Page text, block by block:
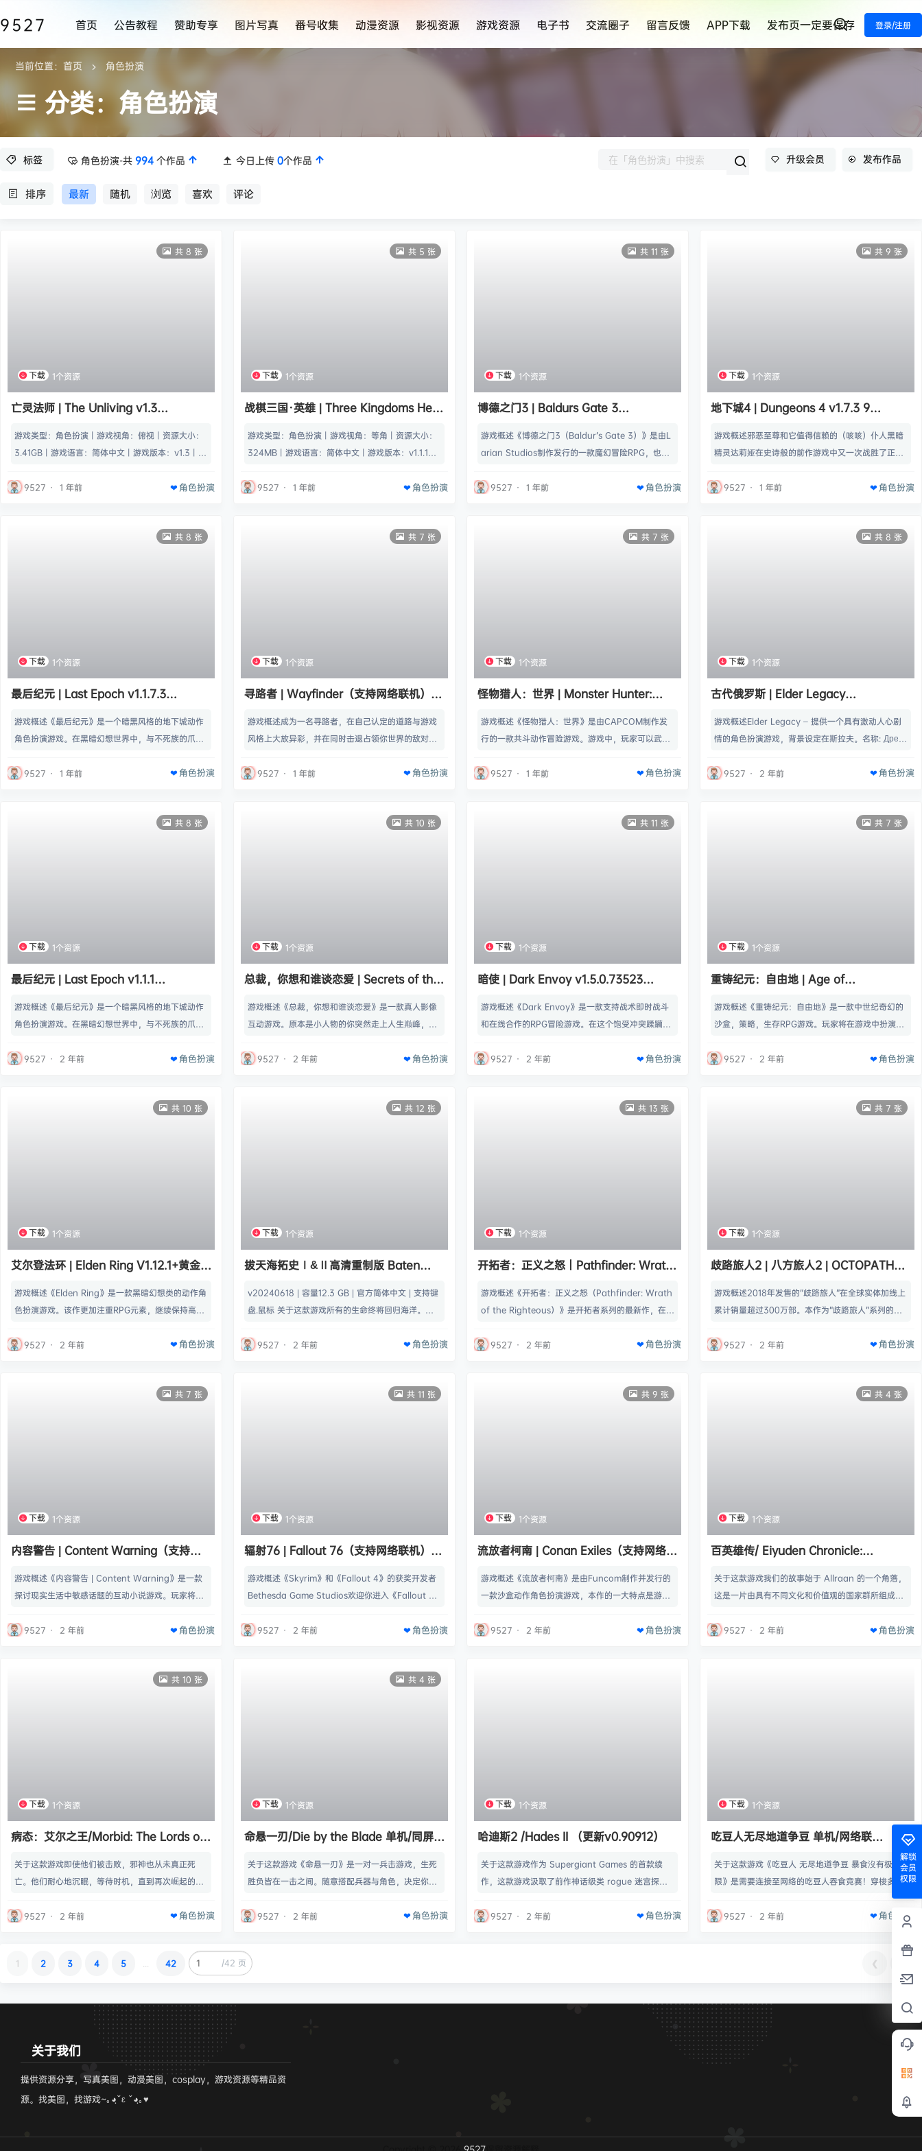
9527 登录/注册
首页 公告教程 赞助专享 图片写真 番号收集 动漫资源 影视资源 游戏资源 电子书 交流圈子 留言反馈 APP下载 发布页一定要保存
当前位置： 首页 角色扮演
分类：角色扮演
标签 角色扮演-共 994 个作品 今日上传 0个作品 升级会员 发布作品
排序 最新 随机 浏览 喜欢 评论
下载 1个资源
共 8 张
亡灵法师 | The Unliving v1.3
游戏类型：角色扮演丨游戏视角：俯视丨资源大小：
3.41GB丨游戏语言：简体中文丨游戏版本：v1.3丨支
款 Rogue-lite 动作角色扮演游戏，您可以在这个黑
灰烬、击败史诗级魔王，并让敌 游戏类型：角色扮演
9527 · 1 年前 角色扮演
下载 1个资源
共 5 张
战棋三国·英雄 | Three Kingdoms Hero
游戏类型：角色扮演丨游戏视角：等角丨资源大小：
324MB丨游戏语言：简体中文丨游戏版本：v1.1.1丨
一款3D战棋类策略回合制角色扮演游戏。游戏操作简
开放给玩家使用，就算是没有游戏开发经验的人也可
9527 · 1 年前 角色扮演
下载 1个资源
共 11 张
博德之门3 | Baldurs Gate 3
游戏概述《博德之门3（Baldur’s Gate 3）》是由L
arian Studios制作发行的一款魔幻冒险RPG，也是
作为最早的RPG游戏之一，在全世界范围内有着巨大
ur’s Gate 3类型: 冒险, 角色扮演, 策略, 抢先体验开
9527 · 1 年前 角色扮演
下载 1个资源
共 9 张
地下城4 | Dungeons 4 v1.7.3 9
游戏概述邪恶至尊和它值得信赖的（咳咳）仆人黑暗
精灵达莉娅在史诗般的前作游戏中又一次战胜了正义
ns 4类型: 模拟, 策略开发商: Realmforge Studios
9527 · 1 年前 角色扮演
下载 1个资源
共 8 张
最后纪元 | Last Epoch v1.1.7.3
游戏概述《最后纪元》是一个暗黑风格的地下城动作
角色扮演游戏。在黑暗幻想世界中，与不死族的爪
OSS战斗和竞技场模式），本作大量战利品令人印象
ch类型: 动作, 冒险, 独立, 角色扮演, 抢先体验开发商:
9527 · 1 年前 角色扮演
下载 1个资源
共 7 张
寻路者 | Wayfinder（支持网络联机）
游戏概述成为一名寻路者，在自己认定的道路与游戏
风格上大放异彩，并在同时击退占领你世界的敌对势
无边冒险，因为寻路者团结在一起会更强大。名称:
e发行日期: 2024 年 6 月 12 日抢先体验发行日期:
9527 · 1 年前 角色扮演
下载 1个资源
共 7 张
怪物猎人：世界 | Monster Hunter:
游戏概述《怪物猎人：世界》是由CAPCOM制作发
行的一款共斗动作冒险游戏。游戏中，玩家可以武装
的过程中逐步提升自己的狩猎技巧。名称: Monster
ter发行日期: 2018 年 8 月 9 日最低配…
9527 · 1 年前 角色扮演
下载 1个资源
共 8 张
古代俄罗斯 | Elder Legacy
游戏概述Elder Legacy – 提供一个具有激动人心剧
情的角色扮演游戏，背景设定在斯拉夫。名称: Древн
拟, 抢先体验开发商: Honor Games发行商: Honor
9527 · 2 年前 角色扮演
下载 1个资源
共 8 张
最后纪元 | Last Epoch v1.1.1
游戏概述《最后纪元》是一个暗黑风格的地下城动作
角色扮演游戏。在黑暗幻想世界中，与不死族的爪
OSS战斗和竞技场模式），本作大量战利品令人印象
ch类型: 动作, 冒险, 独立, 角色扮演, 抢先体验开发商:
9527 · 2 年前 角色扮演
下载 1个资源
共 10 张
总裁，你想和谁谈恋爱 | Secrets of the
游戏概述《总裁，你想和谁谈恋爱》是一款真人影像
互动游戏。原本是小人物的你突然走上人生巅峰，事
个风格迥异的美女，你到底选择哪一个作为你的真
ainbowGame发行日期: 2024 年 6 月 7 日最低配
9527 · 2 年前 角色扮演
下载 1个资源
共 11 张
暗使 | Dark Envoy v1.5.0.73523
游戏概述《Dark Envoy》是一款支持战术即时战斗
和在线合作的RPG冒险游戏。在这个饱受冲突蹂躏的
的传奇。名称: Dark Envoy 黑暗使者类型: 角色扮演
最低配置:需要 64 位处理器和操作系统…
9527 · 2 年前 角色扮演
下载 1个资源
共 7 张
重铸纪元：自由地 | Age of
【37.1GB】
游戏概述《重铸纪元：自由地》是一款中世纪奇幻的
沙盒，策略，生存RPG游戏。玩家将在游戏中扮演被
充自己的队伍，在一片广阔且充满机遇的土地 – 自由
aeGame Studio发行商: PersonaeGame Studio
9527 · 2 年前 角色扮演
下载 1个资源
共 10 张
艾尔登法环 | Elden Ring V1.12.1+黄金树
游戏概述《Elden Ring》是一款黑暗幻想类的动作角
色扮演游戏。该作更加注重RPG元素，继续保持高难
Ring的世界里充斥着危险和威胁，有很多地方等待探
法环英文名称：Elden Ring游戏类型：角色扮演RPG
9527 · 2 年前 角色扮演
下载 1个资源
共 12 张
拔天海拓史Ⅰ&Ⅱ高清重制版 Baten
【12.3 GB】
v20240618 | 容量12.3 GB | 官方简体中文 | 支持键
盘.鼠标 关于这款游戏所有的生命终将回归海洋。与
用卡片进行战斗，是拥有独特战斗系统的RPG。玩家
落之海》《拔天海拓史Ⅱ始原 v20240618 | 容量12.
9527 · 2 年前 角色扮演
下载 1个资源
共 13 张
开拓者：正义之怒丨Pathfinder: Wrath
【49.3GB】
游戏概述《开拓者：正义之怒（Pathfinder: Wrath
of the Righteous）》是开拓者系列的最新作，在新
污染人间，越来越多的恶魔开始入侵，周边的国家已
的祸患。名称: Pathfinder: Wrath of the Righteo
9527 · 2 年前 角色扮演
下载 1个资源
共 7 张
歧路旅人2 | 八方旅人2 | OCTOPATH
游戏概述2018年发售的“歧路旅人”在全球实体加线上
累计销量超过300万部。本作为“歧路旅人”系列的新
融合的“HD-2D”画面表现会全面升级。名称: 歧路旅
9527 · 2 年前 角色扮演
下载 1个资源
共 7 张
内容警告 | Content Warning（支持网
游戏概述《内容警告 | Content Warning》是一款
探讨现实生活中敏感话题的互动小说游戏。玩家将扮
思的故事情节和角色发展，带领玩家探讨人性、道德
lnyl, Philip, thePetHen发行商: Landf…
9527 · 2 年前 角色扮演
下载 1个资源
共 11 张
辐射76 | Fallout 76（支持网络联机）
游戏概述《Skyrim》和《Fallout 4》的获奖开发者
Bethesda Game Studios欢迎你进入《Fallout 7
居民——全国最优秀聪明的佼佼者——在2102年收复
寻、建设，并战胜最大的威胁吧。快来加入《Fallou
9527 · 2 年前 角色扮演
下载 1个资源
共 9 张
流放者柯南 | Conan Exiles（支持网络联
游戏概述《流放者柯南》是由Funcom制作并发行的
一款沙盒动作角色扮演游戏，本作的一大特点是游戏
把生存斗争，在荒野中找寻食物，搭建庇护所，抵抗
9527 · 2 年前 角色扮演
下载 1个资源
共 4 张
百英雄传/ Eiyuden Chronicle:
关于这款游戏我们的故事始于 Allraan 的一个角落，
这是一片由具有不同文化和价值观的国家群所组成的
剑和一件名为 \" 符文镜片 \" 的神器和剑不停上演着
9527 · 2 年前 角色扮演
下载 1个资源
共 10 张
病态：艾尔之王/Morbid: The Lords of
关于这款游戏即使他们被击败，邪神也从未真正死
亡。他们耐心地沉眠，等待时机，直到再次崛起的机
评的等距魂系 ARPG 《Morbid:The Seven Acolyt
黑暗扭曲的痛苦世界中与可怕的生物展开斗争.以全新
的 3D 视角对抗可怕的敌人。使用一系列致命武器、
9527 · 2 年前 角色扮演
下载 1个资源
共 4 张
命悬一刃/Die by the Blade 单机/同屏双
关于这款游戏《命悬一刃》是一对一兵击游戏，生死
胜负皆在一击之间。随意搭配兵器与角色，决定你的
起兵器，在本地或线上联机模式击败好友，抑或参加
半点差错。要想溃敌致胜，就必须洞察对手心思，精
死地。选择你的兵器刀法剑术是武士的…
9527 · 2 年前 角色扮演
下载 1个资源
哈迪斯2 /Hades II （更新v0.90912）
关于这款游戏作为 Supergiant Games 的首款续
作，这款游戏汲取了前作神话级类 rogue 迷宫探索
传说，注定会为你带来酣畅淋漓、无穷无尽的全新体
与黑暗魔法为…
9527 · 2 年前 角色扮演
下载 1个资源
吃豆人无尽地道争豆 单机/网络联
Chomp Champs
关于这款游戏《吃豆人 无尽地道争豆 暴食沒有极
限》是需要连接至网络的吃豆人吞食竞赛！穿梭多个
互相连接的迷宫一路吃到底，使用能量球和各种力量
物品，吞食幽灵和敌对的吃豆人玩家！在可容纳64名
逃杀！• 吞下一切吞食掉迷宫里的所有东西！接着进
分！• 吃豆风游戏模式“淘汰…
9527 · 2 年前 角色扮演
1 2 3 4 5 42 /42 页 ❮
解锁
会员
权限
关于我们
提供资源分享，写真美图，动漫美图，cosplay，游戏资源等精品资
源。找美图，找游戏~｡◕ฺˇε ˇ◕ฺ｡♥